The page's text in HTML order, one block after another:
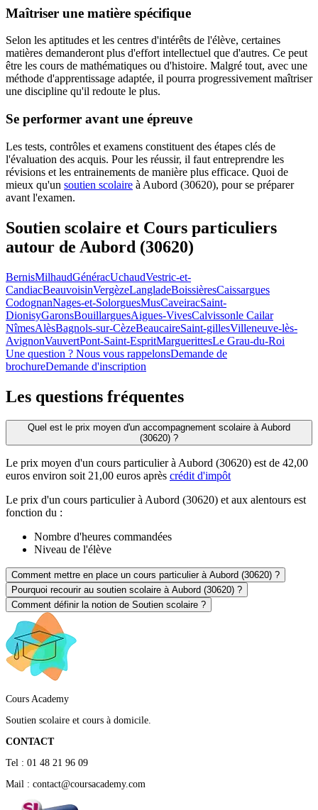
Maîtriser une matière spécifique
Selon les aptitudes et les centres d'intérêts de l'élève, certaines
matières demanderont plus d'effort intellectuel que d'autres. Ce peut
être les cours de mathématiques ou d'histoire. Malgré tout, avec une
méthode d'apprentissage adaptée, il pourra progressivement maîtriser
une discipline qu'il redoute le plus.
Se performer avant une épreuve
Les tests, contrôles et examens constituent des étapes clés de
l'évaluation des acquis. Pour les réussir, il faut entreprendre les
révisions et les entrainements de manière plus efficace. Quoi de
mieux qu'un soutien scolaire à Aubord (30620), pour se préparer
avant l'examen.
Soutien scolaire et Cours particuliers
autour de Aubord (30620)
BernisMilhaudGénéracUchaudVestric-et-
CandiacBeauvoisinVergèzeLangladeBoissièresCaissargues
CodognanNages-et-SolorguesMusCaveiracSaint-
DionisyGaronsBouillarguesAigues-VivesCalvissonle Cailar
NîmesAlèsBagnols-sur-CèzeBeaucaireSaint-gillesVilleneuve-lès-
AvignonVauvertPont-Saint-EspritMarguerittesLe Grau-du-Roi
Une question ? Nous vous rappelonsDemande de
brochureDemande d'inscription
Les questions fréquentes
Quel est le prix moyen d'un accompagnement scolaire à Aubord
(30620) ?
Le prix moyen d'un cours particulier à Aubord (30620) est de 42,00
euros environ soit 21,00 euros après crédit d'impôt
Le prix d'un cours particulier à Aubord (30620) et aux alentours est
fonction du :
Nombre d'heures commandées
Niveau de l'élève
Comment mettre en place un cours particulier à Aubord (30620) ?
Pourquoi recourir au soutien scolaire à Aubord (30620) ?
Comment définir la notion de Soutien scolaire ?
Cours Academy
Soutien scolaire et cours à domicile.
CONTACT
Tel : 01 48 21 96 09
Mail : contact@coursacademy.com